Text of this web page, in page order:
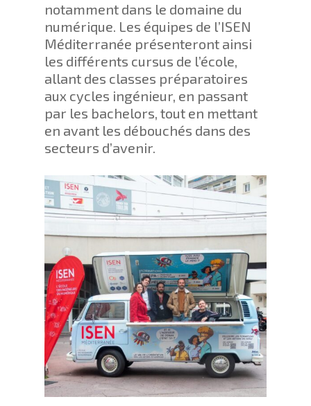
notamment dans le domaine du
numérique. Les équipes de l’ISEN
Méditerranée présenteront ainsi
les différents cursus de l’école,
allant des classes préparatoires
aux cycles ingénieur, en passant
par les bachelors, tout en mettant
en avant les débouchés dans des
secteurs d’avenir.